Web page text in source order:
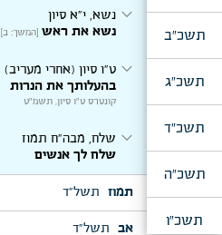
תשכ"ב
תשכ"ג
תשכ"ד
תשכ"ה
תשכ"ו
expand_moreנשא, י"א סיון
נשא את ראש [המשך: ב]
expand_moreט"ו סיון (אחרי מעריב)
בהעלותך את הנרות
קונטרס ט"ו סיון, תשמ"ט
expand_more שלח, מבה"ח תמוז
שלח לך אנשים
תמוז תשל"ד
expand_more קרח, ב' תמוז אב תשל"ד